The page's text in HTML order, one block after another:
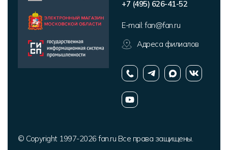
+7 (495) 626-41-52
E-mail: fan@fan.ru
Адреса филиалов
© Copyright 1997-2026 fan.ru Все права защищены.